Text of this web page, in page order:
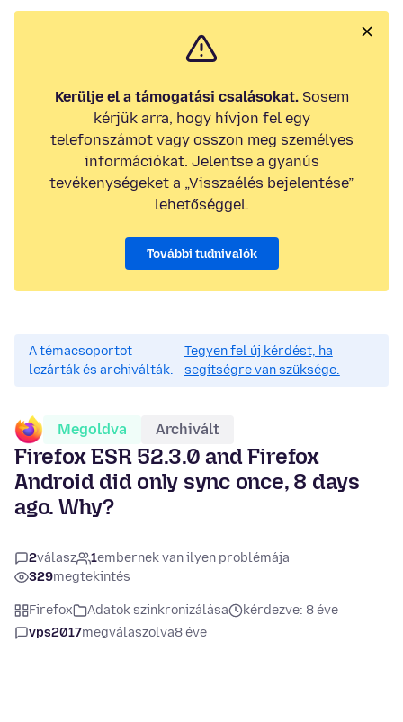
Kerülje el a támogatási csalásokat.Sosem
kérjük arra, hogy hívjon fel egy
telefonszámot vagy osszon meg személyes
információkat. Jelentse a gyanús
tevékenységeket a „Visszaélés bejelentése”
lehetőséggel.
További tudnivalók
A témacsoportot
lezárták és archiválták.
Tegyen fel új kérdést, ha
segítségre van szüksége.
Megoldva Archivált
Firefox ESR 52.3.0 and Firefox
Android did only sync once, 8 days
ago. Why?
2válasz 1embernek van ilyen problémája
329megtekintés
Firefox Adatok szinkronizálása
kérdezve: 8 éve
vps2017megválaszolva8 éve